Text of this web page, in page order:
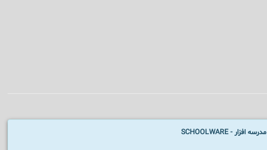
مدرسه افزار - SCHOOLWARE